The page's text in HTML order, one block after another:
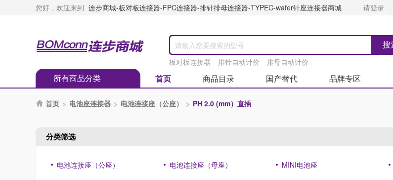
您好，欢迎来到 连步商城-板对板连接器-FPC连接器-排针排母连接器-TYPEC-wafer针座连接器商城 请登录
板对板连接器 排针自动计价 排母自动计价
所有商品分类 首页 商品目录 国产替代 品牌专区
 首页 > 电池座连接器 > 电池连接座（公座） > PH 2.0 (mm）直插
分类筛选
电池连接座（公座） 电池连接座（母座） MINI电池座